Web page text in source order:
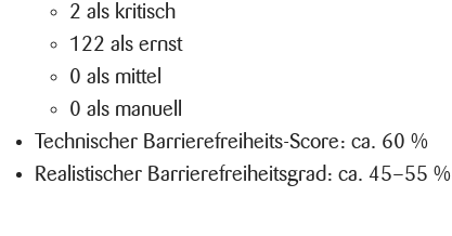
2 als kritisch
122 als ernst
0 als mittel
0 als manuell
Technischer Barrierefreiheits-Score: ca. 60 %
Realistischer Barrierefreiheitsgrad: ca. 45–55 %